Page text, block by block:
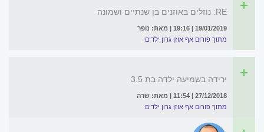
RE: נוזלים באוזנים בן שנתיים ושמונה
19/01/2019 | 19:16 | מאת: נופר
מתוך פורום אף אוזן גרון ילדים
ירידה בשמיעה ילדה בת 3.5
27/12/2018 | 11:54 | מאת: שרה
מתוך פורום אף אוזן גרון ילדים